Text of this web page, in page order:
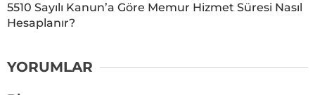
5510 Sayılı Kanun’a Göre Memur Hizmet Süresi Nasıl
Hesaplanır?
YORUMLAR